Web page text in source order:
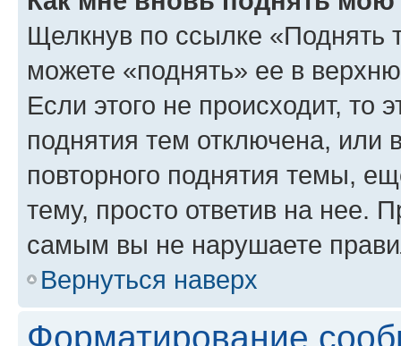
Щелкнув по ссылке «Поднять
можете «поднять» ее в
Если этого не происходит, то
поднятия тем отключена, или
повторного поднятия темы,
тему, просто ответив на нее.
самым вы не нарушаете
Вернуться наверх
Форматирование